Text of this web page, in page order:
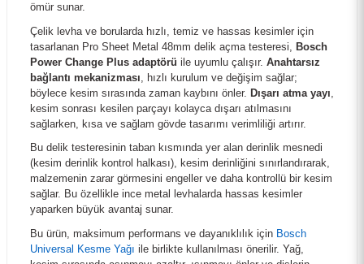
ömür sunar.
Çelik levha ve borularda hızlı, temiz ve hassas kesimler için
tasarlanan Pro Sheet Metal 48mm delik açma testeresi, Bosch
Power Change Plus adaptörü ile uyumlu çalışır. Anahtarsız
bağlantı mekanizması , hızlı kurulum ve değişim sağlar;
böylece kesim sırasında zaman kaybını önler. Dışarı atma yayı
kesim sonrası kesilen parçayı kolayca dışarı atılmasını
sağlarken, kısa ve sağlam gövde tasarımı verimliliği artırır.
Bu delik testeresinin taban kısmında yer alan derinlik mesnedi
(kesim derinlik kontrol halkası), kesim derinliğini sınırlandırarak,
malzemenin zarar görmesini engeller ve daha kontrollü bir kesim
sağlar. Bu özellikle ince metal levhalarda hassas kesimler
yaparken büyük avantaj sunar.
Bu ürün, maksimum performans ve dayanıklılık için Bosch
Universal Kesme Yağı ile birlikte kullanılması önerilir. Yağ,